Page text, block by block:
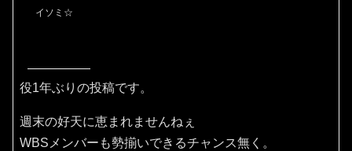
イソミ☆
役1年ぶりの投稿です。
週末の好天に恵まれませんねぇ
WBSメンバーも勢揃いできるチャンス無く。